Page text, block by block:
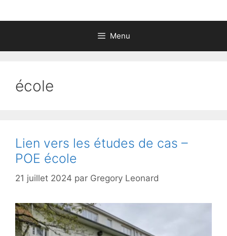
Menu
école
Lien vers les études de cas –
POE école
21 juillet 2024 par Gregory Leonard